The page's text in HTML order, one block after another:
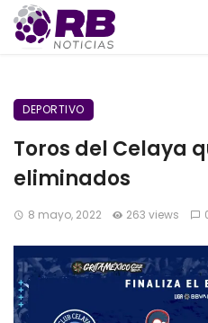
DEPORTIVO
Toros del Celaya
eliminados
8 mayo, 2022 263 views